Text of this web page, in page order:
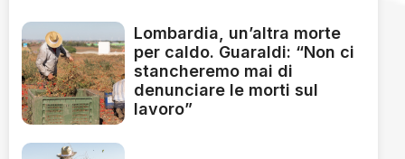
Lombardia, un’altra morte
per caldo. Guaraldi: “Non ci
stancheremo mai di
denunciare le morti sul
lavoro”